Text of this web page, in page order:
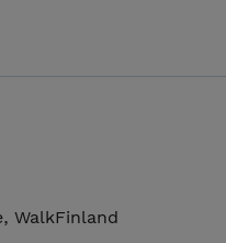
WalkFinland